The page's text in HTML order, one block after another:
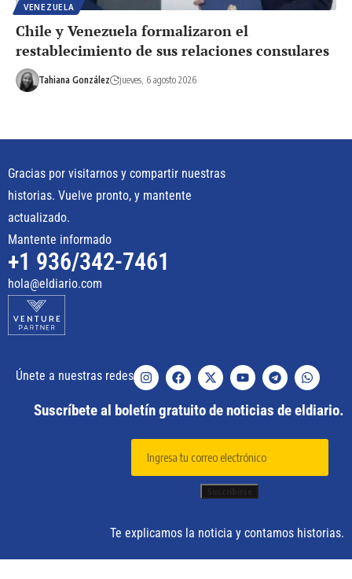
VENEZUELA
Chile y Venezuela formalizaron el
restablecimiento de sus relaciones consulares
Tahiana González jueves, 6 agosto 2026
Gracias por visitarnos y compartir nuestras
historias. Vuelve pronto, y mantente
actualizado.
Mantente informado
+1 936/342-7461
hola@eldiario.com
Únete a nuestras redes
Suscríbete al boletín gratuito de noticias de eldiario.
Te explicamos la noticia y contamos historias.